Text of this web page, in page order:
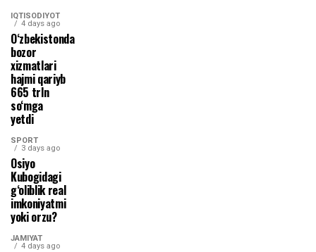
IQTISODIYOT
4 days ago
O‘zbekistonda
bozor
xizmatlari
hajmi qariyb
665 trln
so‘mga
yetdi
SPORT
3 days ago
Osiyo
Kubogidagi
g‘oliblik real
imkoniyatmi
yoki orzu?
JAMIYAT
4 days ago